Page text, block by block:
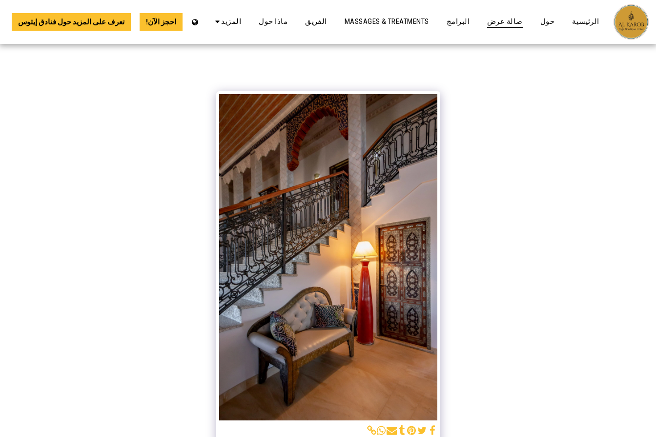
الرئيسية حول صالة عرض البرامج MASSAGES & TREATMENTS الفريق ماذا حول المزيد احجز الآن! تعرف على المزيد حول فنادق إيثوس